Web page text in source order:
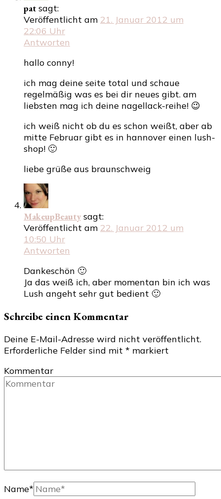
pat sagt:
Veröffentlicht am 21. Januar 2012 um
22:06 Uhr
Antworten
hallo conny!
ich mag deine seite total und schaue
regelmäßig was es bei dir neues gibt. am
liebsten mag ich deine nagellack-reihe! 😉
ich weiß nicht ob du es schon weißt, aber ab
mitte Februar gibt es in hannover einen lush-
shop! 🙂
liebe grüße aus braunschweig
MakeupBeauty sagt:
Veröffentlicht am 22. Januar 2012 um
10:50 Uhr
Antworten
Dankeschön 🙂
Ja das weiß ich, aber momentan bin ich was
Lush angeht sehr gut bedient 🙂
Schreibe einen Kommentar
Deine E-Mail-Adresse wird nicht veröffentlicht.
Erforderliche Felder sind mit * markiert
Kommentar
Name*